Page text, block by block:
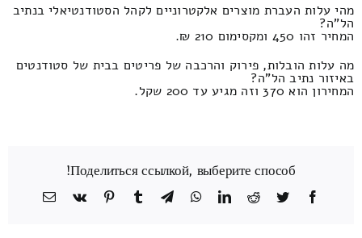
מהי עלות העברת מוצרים אלקטרוניים לקהל הסטודנטיאלי בנתיב
הל"ה?
המחיר זהו 450 ומקסימום 210 ₪.
מה עלות הובלות, פירוק והרכבה של פריטים בבית של סטודנטים
באיזור נתיב הל"ה?
המחירון הוא 370 וזה מגיע עד 200 שקל.
Поделиться ссылкой, выберите способ!
Facebook
Twitter
Reddit
LinkedIn
WhatsApp
Telegram
Tumblr
Pinterest
Vk
כתובת